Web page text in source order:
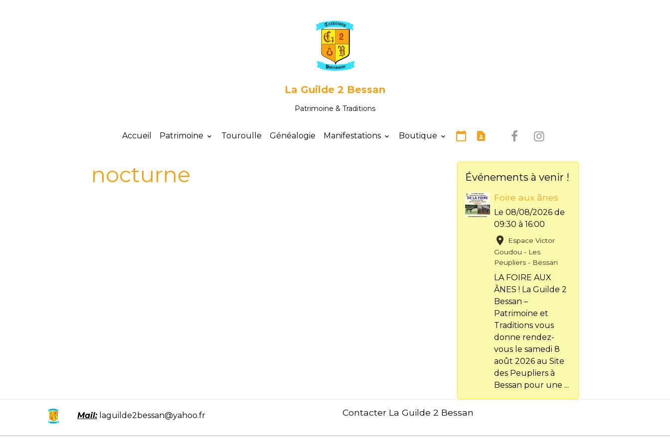
La Guilde 2 Bessan
Patrimoine & Traditions
Accueil Patrimoine Touroulle Généalogie Manifestations Boutique
nocturne Événements à venir !
Foire aux ânes
Le 08/08/2026 de
09:30 à 16:00
Espace Victor
Goudou - Les
Peupliers - Bessan
LA FOIRE AUX
ÂNES ! La Guilde 2
Bessan –
Patrimoine et
Traditions vous
donne rendez-
vous le samedi 8
août 2026 au Site
des Peupliers à
Bessan pour une ...
Mail:laguilde2bessan@yahoo.fr Contacter La Guilde 2 Bessan